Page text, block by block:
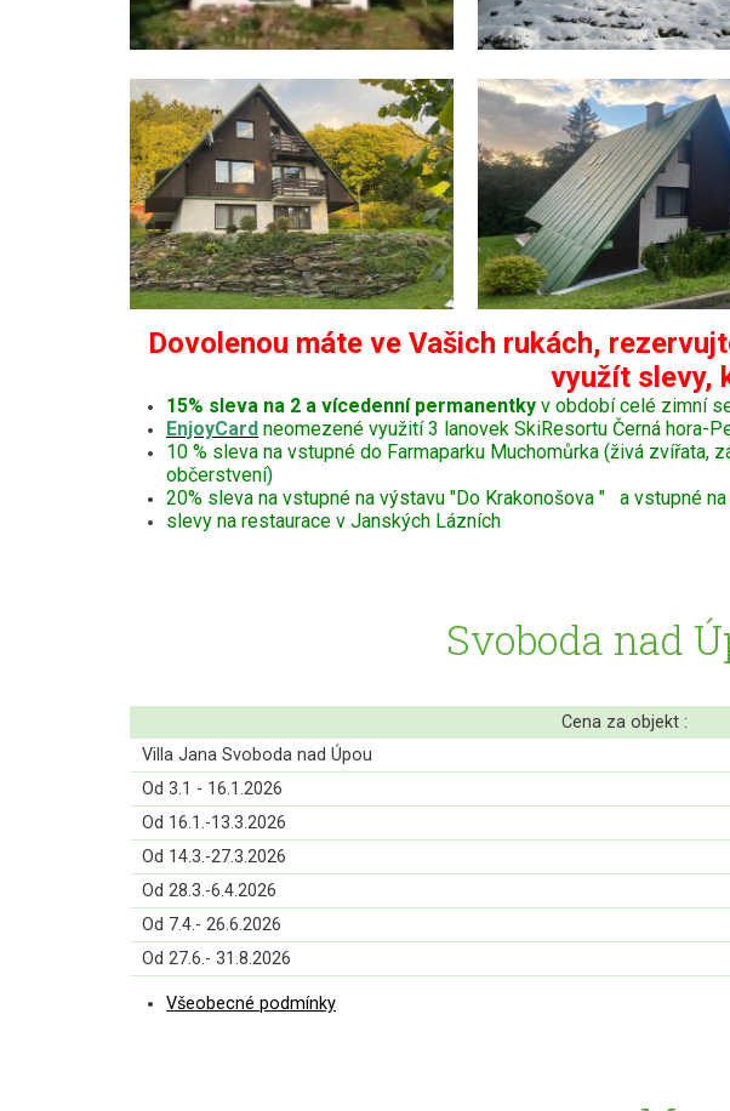
Dovolenou máte ve Vašich rukách,
využít slevy,
15% sleva na 2 a vícedenní permanentky v období celé zimní
EnjoyCard neomezené využití 3 lanovek SkiResortu Černá hora-
10 % sleva na vstupné do Farmaparku Muchomůrka (živá
občerstvení)
20% sleva na vstupné na výstavu "Do Krakonošova " a vstupné
slevy na restaurace v Janských Lázních
Svoboda nad
Cena za objekt :
Villa Jana Svoboda nad Úpou
Od 3.1 - 16.1.2026
Od 16.1.-13.3.2026
Od 14.3.-27.3.2026
Od 28.3.-6.4.2026
Od 7.4.- 26.6.2026
Od 27.6.- 31.8.2026
Všeobecné podmínky